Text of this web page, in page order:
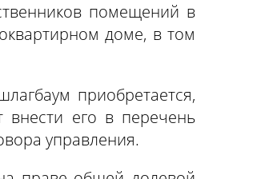
помещений в
доме, в том
приобретается,
внести его в перечень
управления.